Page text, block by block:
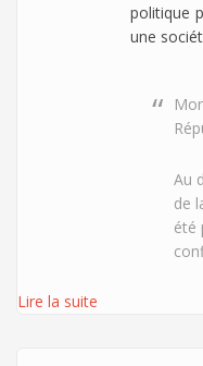
politique
une
Au
de
été
Lire la suite